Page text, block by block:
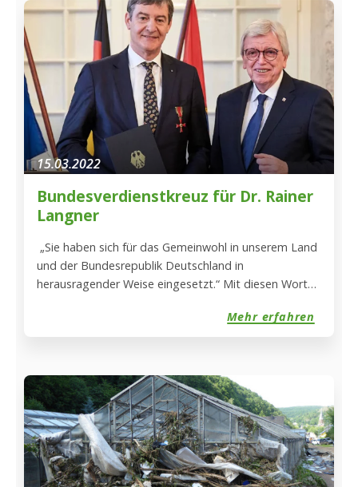
15.03.2022
Bundesverdienstkreuz für Dr. Rainer
Langner
„Sie haben sich für das Gemeinwohl in unserem Land
und der Bundesrepublik Deutschland in
herausragender Weise eingesetzt.“ Mit diesen Worten
Bouffier gestern im Biebricher Schloss die
Vorstandsvorsitzenden der Vereinigten
Hagelversicherung, Dr. Rainer Langner. Dr. Rainer
Langner wird für sein […]
Mehr erfahren